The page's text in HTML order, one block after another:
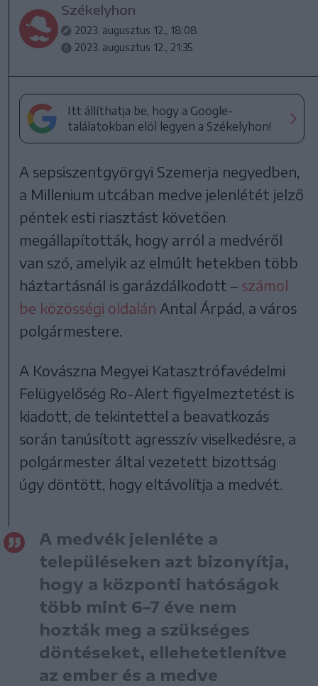
Székelyhon
2023. augusztus 12., 18:08
2023. augusztus 12., 21:35
Itt állíthatja be, hogy a Google-
találatokban elöl legyen a Székelyhon!
A sepsiszentgyörgyi Szemerja negyedben,
a Millenium utcában medve jelenlétét jelző
péntek esti riasztást követően
megállapították, hogy arról a medvéről
van szó, amelyik az elmúlt hetekben több
háztartásnál is garázdálkodott – számol
be közösségi oldalán Antal Árpád, a város
polgármestere.
A Kovászna Megyei Katasztrófavédelmi
Felügyelőség Ro-Alert figyelmeztetést is
kiadott, de tekintettel a beavatkozás
során tanúsított agresszív viselkedésre, a
polgármester által vezetett bizottság
úgy döntött, hogy eltávolítja a medvét.
A medvék jelenléte a
településeken azt bizonyítja,
hogy a központi hatóságok
több mint 6–7 éve nem
hozták meg a szükséges
döntéseket, ellehetetlenítve
az ember és a medve